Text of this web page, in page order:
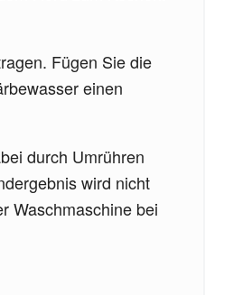
Fügen Sie die
einen
durch Umrühren
wird nicht
Waschmaschine bei